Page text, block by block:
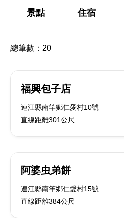
景點 住宿
總筆數： 20
福興包子店
連江縣南竿鄉仁愛村10號
直線距離301公尺
阿婆虫弟餅
連江縣南竿鄉仁愛村15號
直線距離384公尺